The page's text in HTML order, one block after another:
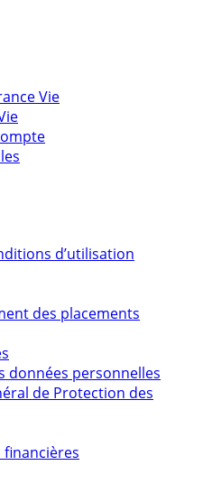
Vie
d’utilisation
des placements
données personnelles
de Protection des
financières